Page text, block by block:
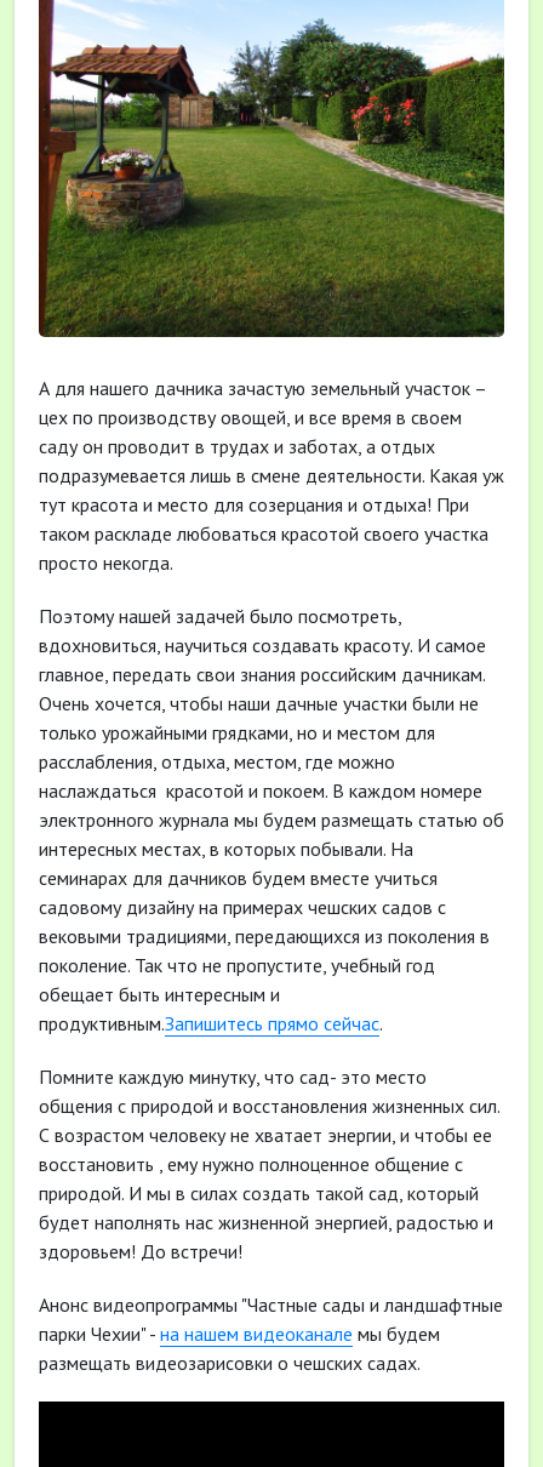
А для нашего дачника зачастую земельный участок –
цех по производству овощей, и все время в своем
саду он проводит в трудах и заботах, а отдых
подразумевается лишь в смене деятельности. Какая уж
тут красота и место для созерцания и отдыха! При
таком раскладе любоваться красотой своего участка
просто некогда.
Поэтому нашей задачей было посмотреть,
вдохновиться, научиться создавать красоту. И самое
главное, передать свои знания российским дачникам.
Очень хочется, чтобы наши дачные участки были не
только урожайными грядками, но и местом для
расслабления, отдыха, местом, где можно
наслаждаться красотой и покоем. В каждом номере
электронного журнала мы будем размещать статью об
интересных местах, в которых побывали. На
семинарах для дачников будем вместе учиться
садовому дизайну на примерах чешских садов с
вековыми традициями, передающихся из поколения в
поколение. Так что не пропустите, учебный год
обещает быть интересным и
продуктивным.Запишитесь прямо сейчас.
Помните каждую минутку, что сад- это место
общения с природой и восстановления жизненных сил.
С возрастом человеку не хватает энергии, и чтобы ее
восстановить , ему нужно полноценное общение с
природой. И мы в силах создать такой сад, который
будет наполнять нас жизненной энергией, радостью и
здоровьем! До встречи!
Анонс видеопрограммы "Частные сады и ландшафтные
парки Чехии" - на нашем видеоканале мы будем
размещать видеозарисовки о чешских садах.